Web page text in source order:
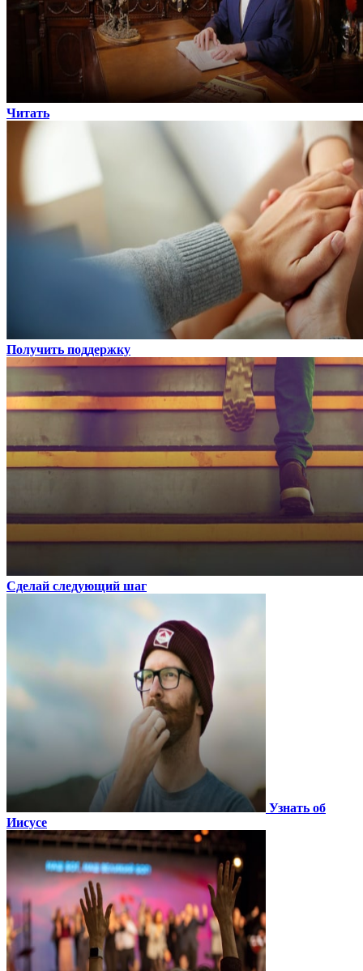
Читать
Получить поддержку
Сделай следующий шаг
Узнать об
Иисусе